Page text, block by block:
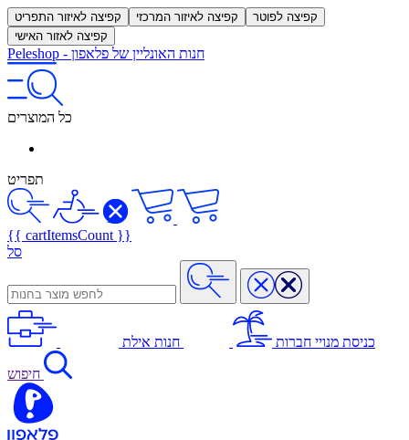
קפיצה לאיזור התפריט קפיצה לאיזור המרכזי
קפיצה לפוטר
קפיצה לאזור האישי
Peleshop - חנות האונליין של פלאפון
כל המוצרים
תפריט
{{ cartItemsCount }}
סל
כניסת מנויי חברות חנות אילת
חיפוש